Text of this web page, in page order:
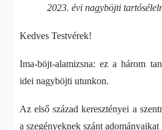
2023. évi nagyböjti
Kedves Testvérek!
Ima-böjt-alamizsna: ez a három
idei nagyböjti utunkon.
Az első század keresztényei a
a szegényeknek szánt